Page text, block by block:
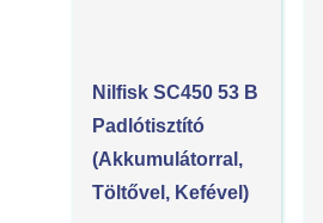
Nilfisk SC450 53 B
Padlótisztító
(akkumulátorral,
Töltővel, Kefével)